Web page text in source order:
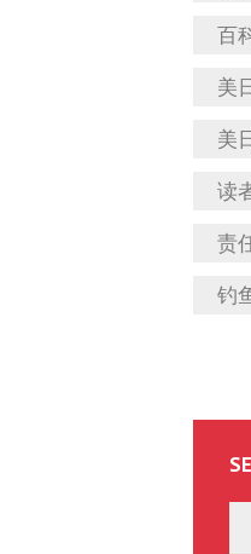
百
美
美
读
责
钓